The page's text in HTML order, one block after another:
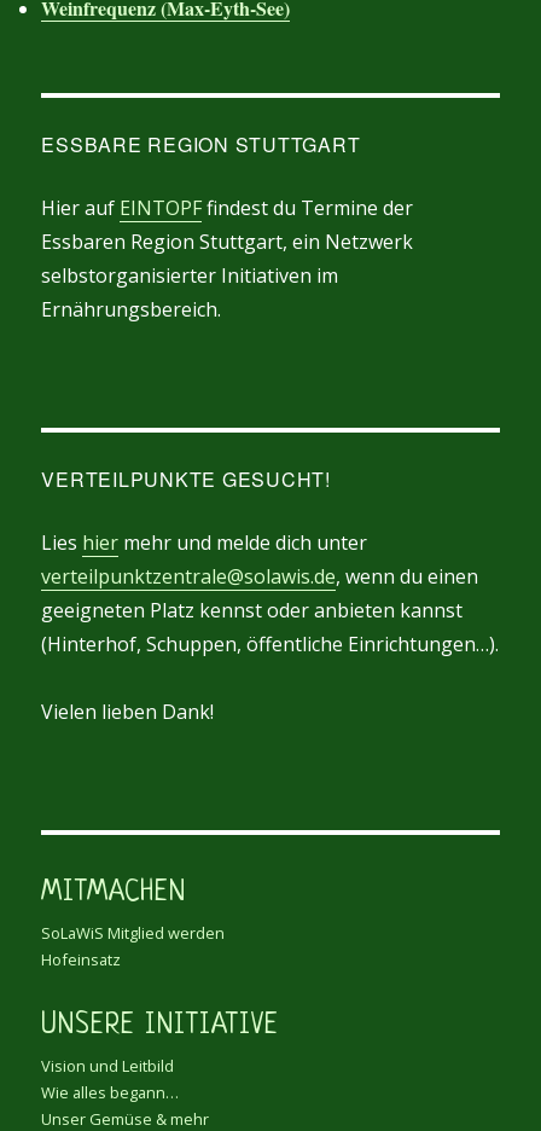
Weinfrequenz (Max-Eyth-See)
ESSBARE REGION STUTTGART
Hier auf EINTOPFfindest du Termine der
Essbaren Region Stuttgart, ein Netzwerk
selbstorganisierter Initiativen im
Ernährungsbereich.
VERTEILPUNKTE GESUCHT!
Lies hier mehr und melde dich unter
verteilpunktzentrale@solawis.de, wenn du einen
geeigneten Platz kennst oder anbieten kannst
(Hinterhof, Schuppen, öffentliche Einrichtungen…).
Vielen lieben Dank!
MITMACHEN
SoLaWiS Mitglied werden
Hofeinsatz
UNSERE INITIATIVE
Vision und Leitbild
Wie alles begann…
Unser Gemüse & mehr